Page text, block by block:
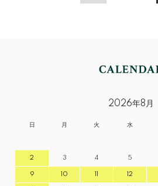
2026年8月
日 月 火 水
2 3 4 5
9 10 11 12